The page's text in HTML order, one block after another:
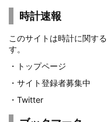
時計速報
このサイトは時計に関す
す。
・ トップページ
・ サイト登録者募集中
・ Twitter